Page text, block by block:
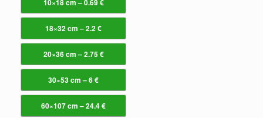
10×18 cm – 0.69 €
18×32 cm – 2.2 €
20×36 cm – 2.75 €
30×53 cm – 6 €
60×107 cm – 24.4 €